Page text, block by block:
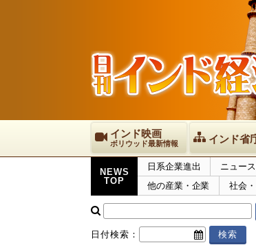
インド映画
ボリウッド最新情報 インド省
NEWS
TOP
日系企業進出 ニュー
他の産業・企業
社会
日付検索：